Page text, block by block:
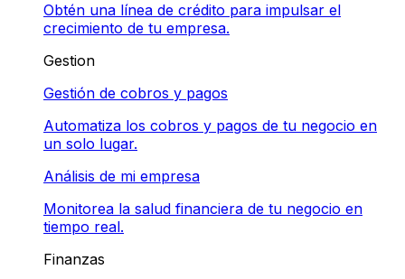
Obtén una línea de crédito para impulsar el
crecimiento de tu empresa.
Gestion
Gestión de cobros y pagos
Automatiza los cobros y pagos de tu negocio en
un solo lugar.
Análisis de mi empresa
Monitorea la salud financiera de tu negocio en
tiempo real.
Finanzas